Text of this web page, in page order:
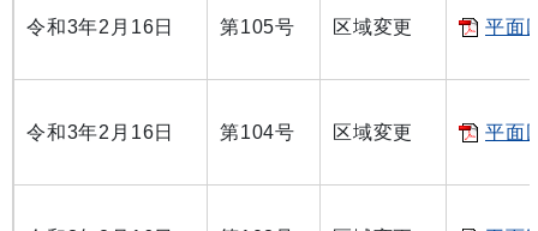
令和3年2月16日 第105号 区域変更 平面
令和3年2月16日 第104号 区域変更 平面